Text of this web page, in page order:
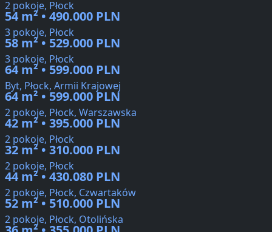
2 pokoje, Płock
54 m² • 490.000 PLN
3 pokoje, Płock
58 m² • 529.000 PLN
3 pokoje, Płock
64 m² • 599.000 PLN
Byt, Płock, Armii Krajowej
64 m² • 599.000 PLN
2 pokoje, Płock, Warszawska
42 m² • 395.000 PLN
2 pokoje, Płock
32 m² • 310.000 PLN
2 pokoje, Płock
44 m² • 430.080 PLN
2 pokoje, Płock, Czwartaków
52 m² • 510.000 PLN
2 pokoje, Płock, Otolińska